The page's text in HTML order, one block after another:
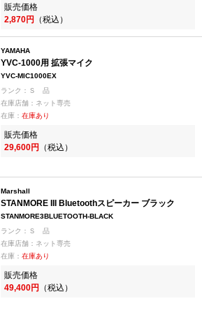
販売価格
2,870円 （税込）
YAMAHA
YVC-1000用 拡張マイク
YVC-MIC1000EX
ランク：Ｓ 品
在庫店舗：ネット専売
在庫： 在庫あり
販売価格
29,600円 （税込）
Marshall
STANMORE III Bluetoothスピーカー ブラック
STANMORE3BLUETOOTH-BLACK
ランク：Ｓ 品
在庫店舗：ネット専売
在庫： 在庫あり
販売価格
49,400円 （税込）